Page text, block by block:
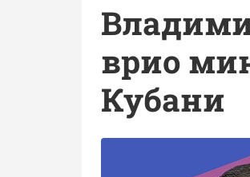
врио
Кубани